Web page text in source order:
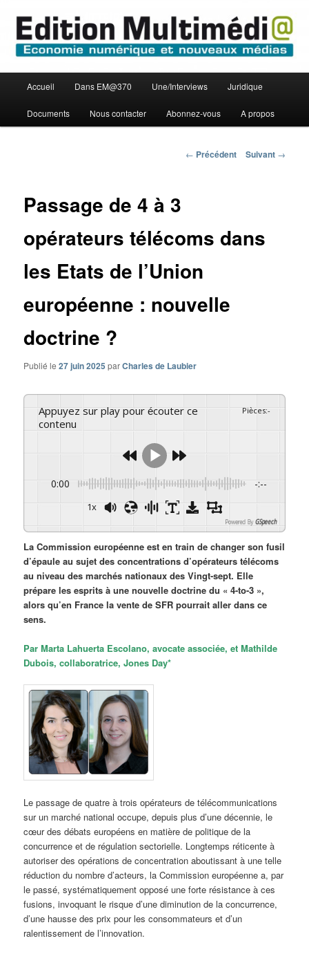
contenu
principalEdition Multimédi@
principal
Accueil Dans EM@370 Une/Interviews Juridique
Documents Nous contacter Abonnez-vous A propos
Navigation
← Précédent Suivant →
Passage de 4 à 3
opérateurs télécoms dans
les Etats de l’Union
européenne : nouvelle
doctrine ?
Publié le27 juin 2025 parCharles de Laubier
Appuyez sur play pour écouter ce
contenu
Pièces:-
0:00 -:--
1x
Powered By GSpeech
La Commission européenne est en train de changer son fusil
d’épaule au sujet des concentrations d’opérateurs télécoms
au niveau des marchés nationaux des Vingt-sept. Elle
prépare les esprits à une nouvelle doctrine du « 4-to-3 »,
alors qu’en France la vente de SFR pourrait aller dans ce
sens.
Par Marta Lahuerta Escolano, avocate associée, et Mathilde
Dubois, collaboratrice, Jones Day*
Le passage de quatre à trois opérateurs de télécommunications
sur un marché national occupe, depuis plus d’une décennie, le
cœur des débats européens en matière de politique de la
concurrence et de régulation sectorielle. Longtemps réticente à
autoriser des opérations de concentration aboutissant à une telle
réduction du nombre d’acteurs, la Commission européenne a, par
le passé, systématiquement opposé une forte résistance à ces
fusions, invoquant le risque d’une diminution de la concurrence,
d’une hausse des prix pour les consommateurs et d’un
ralentissement de l’innovation.